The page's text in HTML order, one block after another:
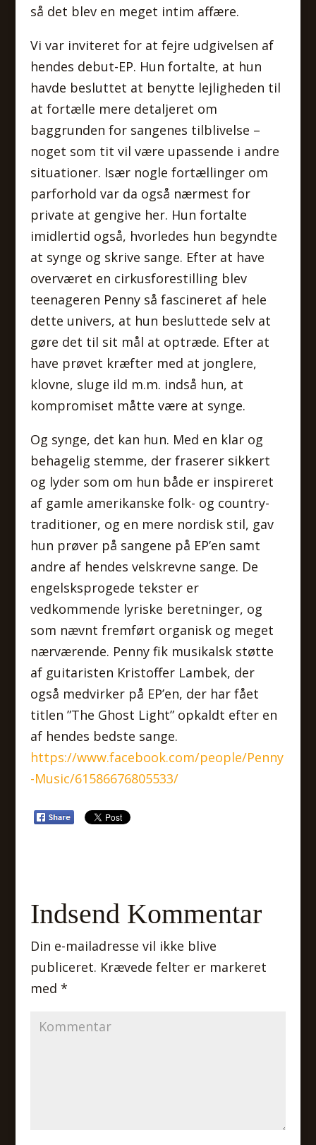
så det blev en meget intim affære.
Vi var inviteret for at fejre udgivelsen af
hendes debut-EP. Hun fortalte, at hun
havde besluttet at benytte lejligheden til
at fortælle mere detaljeret om
baggrunden for sangenes tilblivelse –
noget som tit vil være upassende i andre
situationer. Især nogle fortællinger om
parforhold var da også nærmest for
private at gengive her. Hun fortalte
imidlertid også, hvorledes hun begyndte
at synge og skrive sange. Efter at have
overværet en cirkusforestilling blev
teenageren Penny så fascineret af hele
dette univers, at hun besluttede selv at
gøre det til sit mål at optræde. Efter at
have prøvet kræfter med at jonglere,
klovne, sluge ild m.m. indså hun, at
kompromiset måtte være at synge.
Og synge, det kan hun. Med en klar og
behagelig stemme, der fraserer sikkert
og lyder som om hun både er inspireret
af gamle amerikanske folk- og country-
traditioner, og en mere nordisk stil, gav
hun prøver på sangene på EP’en samt
andre af hendes velskrevne sange. De
engelsksprogede tekster er
vedkommende lyriske beretninger, og
som nævnt fremført organisk og meget
nærværende. Penny fik musikalsk støtte
af guitaristen Kristoffer Lambek, der
også medvirker på EP’en, der har fået
titlen ”The Ghost Light” opkaldt efter en
af hendes bedste sange.
https://www.facebook.com/people/Penny
-Music/61586676805533/
Indsend Kommentar
Din e-mailadresse vil ikke blive
publiceret. Krævede felter er markeret
med *